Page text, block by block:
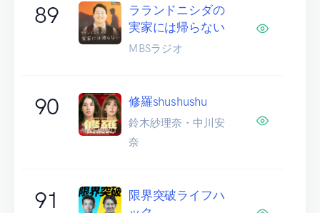
89
ラランドニシダの
実家には帰らない
MBSラジオ
90 修羅shushushu
鈴木紗理奈・中川安
奈
91
限界突破ライフハ